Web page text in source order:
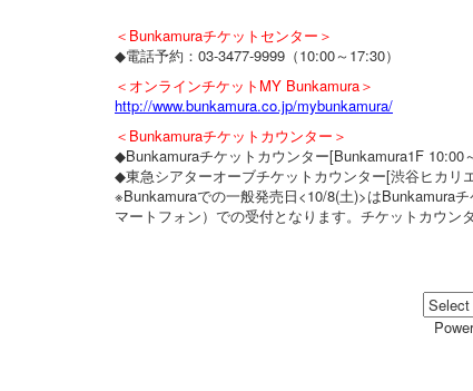
＜Bunkamuraチケットセンター＞
◆電話予約：03-3477-9999（10:00～17:30）
＜オンラインチケットMY Bunkamura＞
http://www.bunkamura.co.jp/mybunkamura/
＜Bunkamuraチケットカウンター＞
◆Bunkamuraチケットカウンター[Bunkamura1F 10:00
◆東急シアターオーブチケットカウンター[渋谷ヒカリ
※Bunkamuraでの一般発売日<10/8(土)>はBunkamura
マートフォン）での受付となります。チケットカウン